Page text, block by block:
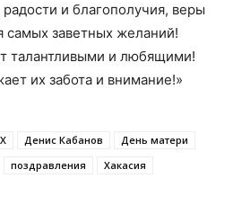
и благополучия, веры
самых заветных желаний!
талантливыми и любящими!
их забота и внимание!»
Денис Кабанов
День матери
поздравления Хакасия